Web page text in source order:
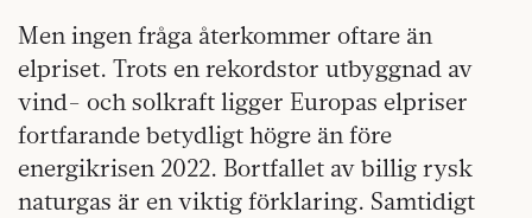
Men ingen fråga återkommer oftare än
elpriset. Trots en rekordstor utbyggnad av
vind- och solkraft ligger Europas elpriser
fortfarande betydligt högre än före
energikrisen 2022. Bortfallet av billig rysk
naturgas är en viktig förklaring. Samtidigt